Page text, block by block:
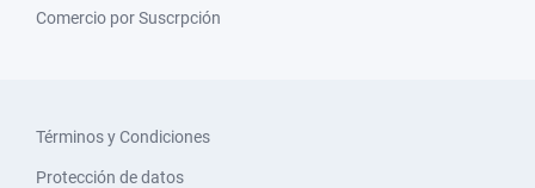
Comercio por Suscrpción
Términos y Condiciones
Protección de datos